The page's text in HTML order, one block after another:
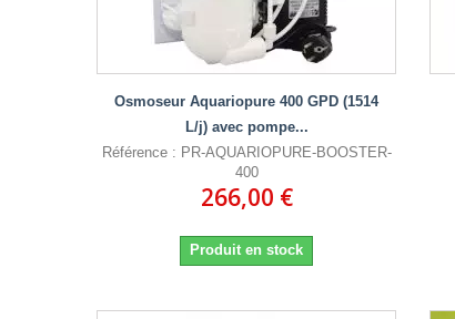
Osmoseur Aquariopure 400 GPD (1514
L/j) avec pompe...
Référence : PR-AQUARIOPURE-BOOSTER-
400
266,00 €
Produit en stock